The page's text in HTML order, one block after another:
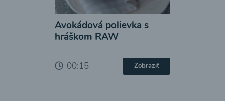
Avokádová polievka s
hráškom RAW
00:15 Zobraziť